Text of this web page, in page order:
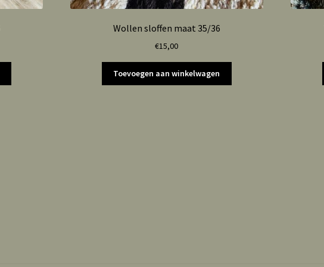
Wollen sloffen maat 35/36
€15,00
Toevoegen aan winkelwagen